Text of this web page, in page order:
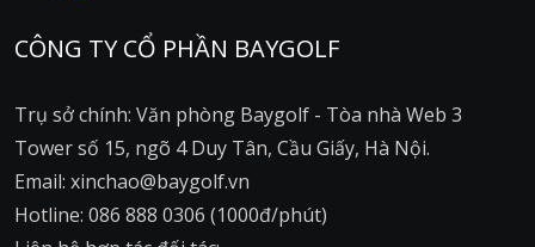
CÔNG TY CỔ PHẦN BAYGOLF
Trụ sở chính: Văn phòng Baygolf - Tòa nhà Web 3
Tower số 15, ngõ 4 Duy Tân, Cầu Giấy, Hà Nội.
Email: xinchao@baygolf.vn
Hotline: 086 888 0306 (1000đ/phút)